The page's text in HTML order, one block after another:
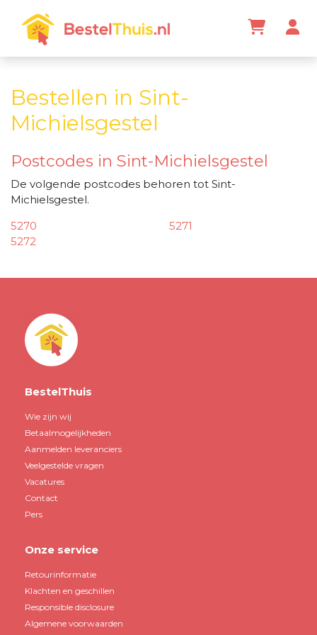
Bestellen in Sint-
Michielsgestel
Postcodes in Sint-Michielsgestel
De volgende postcodes behoren tot Sint-
Michielsgestel.
5270
5271
5272
BestelThuis
Wie zijn wij
Betaalmogelijkheden
Aanmelden leveranciers
Veelgestelde vragen
Vacatures
Contact
Pers
Onze service
Retourinformatie
Klachten en geschillen
Responsible disclosure
Algemene voorwaarden